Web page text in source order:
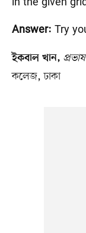
Answer: Try
ইকবাল খান,
কলেজ, ঢাকা